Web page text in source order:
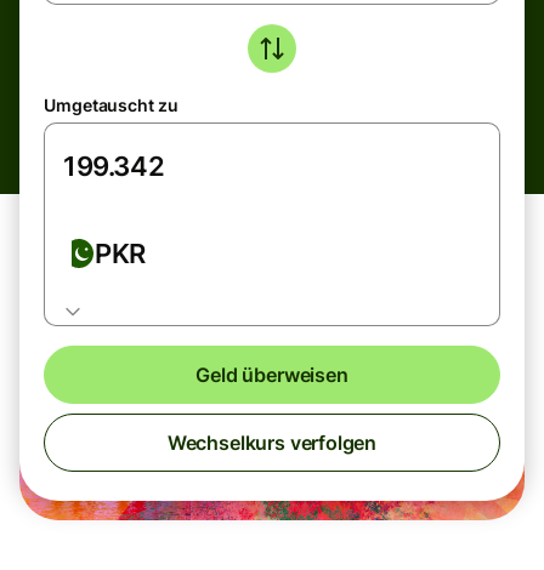
Umgetauscht zu
PKR
Geld überweisen
Wechselkurs verfolgen